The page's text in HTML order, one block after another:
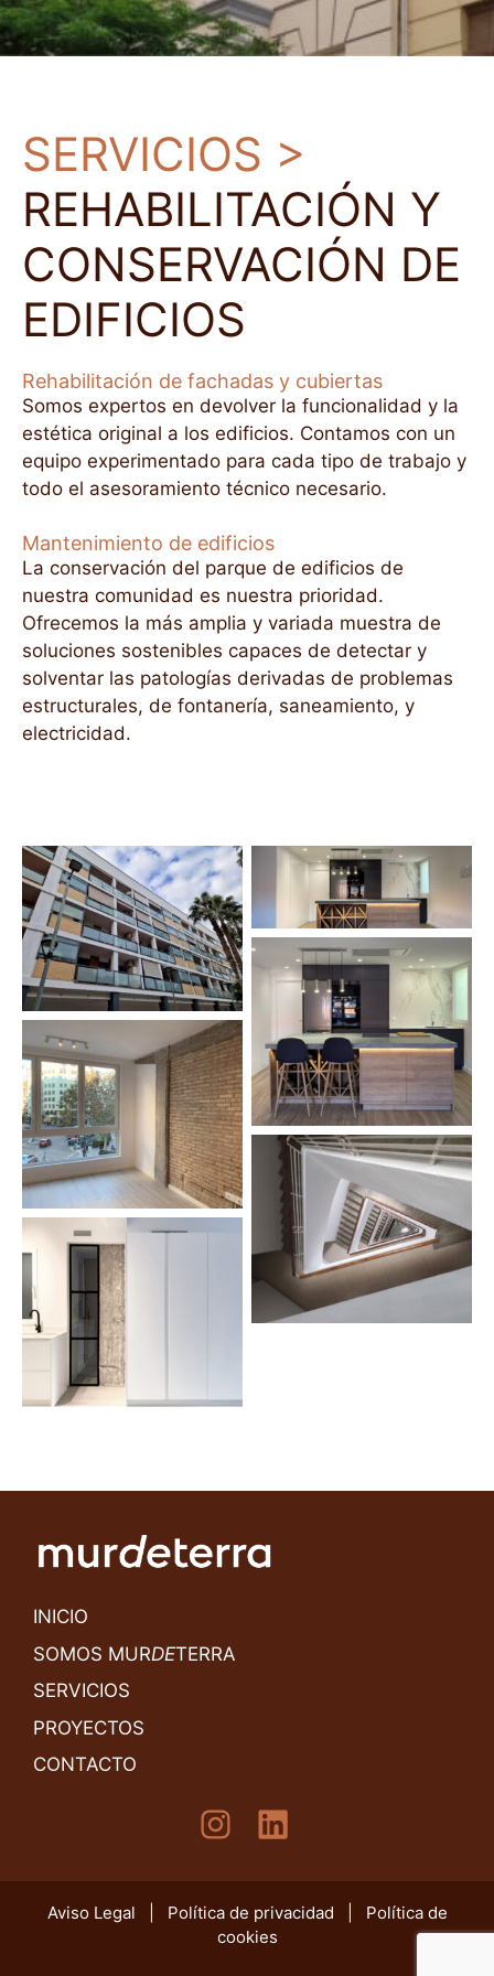
SERVICIOS >
REHABILITACIÓN Y
CONSERVACIÓN DE
EDIFICIOS
Rehabilitación de fachadas y cubiertas
Somos expertos en devolver la funcionalidad y la
estética original a los edificios. Contamos con un
equipo experimentado para cada tipo de trabajo y
todo el asesoramiento técnico necesario.
Mantenimiento de edificios
La conservación del parque de edificios de
nuestra comunidad es nuestra prioridad.
Ofrecemos la más amplia y variada muestra de
soluciones sostenibles capaces de detectar y
solventar las patologías derivadas de problemas
estructurales, de fontanería, saneamiento, y
electricidad.
INICIO
SOMOS MURDETERRA
SERVICIOS
PROYECTOS
CONTACTO
Instagram LinkedIn
Aviso Legal Política de privacidad
Política de
cookies